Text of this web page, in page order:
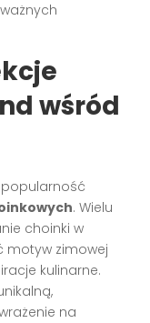
wśród
. Wielu
choinki w
motyw zimowej
kulinarne.
na